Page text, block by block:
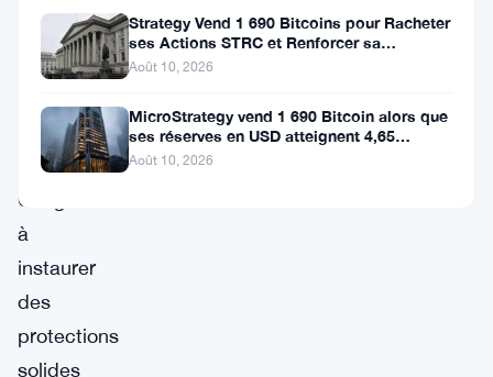
crypto-
appelle
Congrès
à
instaurer
des
protections
solides
Strategy Vend 1 690 Bitcoins pour Racheter
ses Actions STRC et Renforcer sa
Trésorerie
Août 10, 2026
MicroStrategy vend 1 690 Bitcoin alors que
ses réserves en USD atteignent 4,65
milliards de dollars
Août 10, 2026